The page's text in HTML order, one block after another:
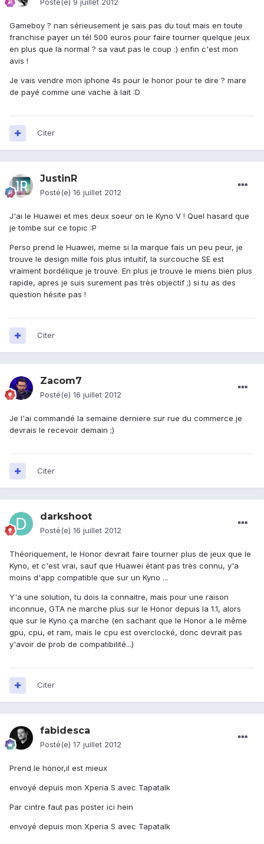
Posté(e) 9 juillet 2012
Gameboy ? nan sérieusement je sais pas du tout mais en toute
franchise payer un tél 500 euros pour faire tourner quelque jeux
en plus que la normal ? sa vaut pas le coup :) enfin c'est mon
avis !
Je vais vendre mon iphone 4s pour le honor pour te dire ? mare
de payé comme une vache à lait :D
Citer
JustinR
Posté(e) 16 juillet 2012
J'ai le Huawei et mes deux soeur on le Kyno V ! Quel hasard que
je tombe sur ce topic :P
Perso prend le Huawei, meme si la marque fais un peu peur, je
trouve le design mille fois plus intuitif, la surcouche SE est
vraiment bordélique je trouve. En plus je trouve le miens bien plus
rapide, apres je suis surement pas très objectif ;) si tu as des
question hésite pas !
Citer
Zacom7
Posté(e) 16 juillet 2012
Je l'ai commandé la semaine derniere sur rue du commerce je
devrais le recevoir demain ;)
Citer
darkshoot
Posté(e) 16 juillet 2012
Théoriquement, le Honor devrait faire tourner plus de jeux que le
Kyno, et c'est vrai, sauf que Huawei étant pas très connu, y'a
moins d'app compatible que sur un Kyno ...
Y'a une solution, tu dois la connaitre, mais pour une raison
inconnue, GTA ne marche plus sur le Honor depuis la 1.1, alors
que sur le Kyno ça marche (en sachant que le Honor a le même
gpu, cpu, et ram, mais le cpu est overclocké, donc devrait pas
y'avoir de prob de compatibilité...)
Citer
fabidesca
Posté(e) 17 juillet 2012
Prend le honor,il est mieux
envoyé depuis mon Xperia S avec Tapatalk
Par cintre faut pas poster ici hein
envoyé depuis mon Xperia S avec Tapatalk